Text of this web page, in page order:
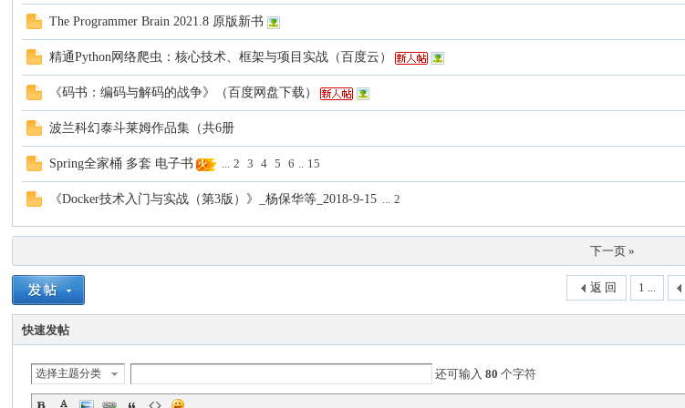
The Programmer Brain 2021.8 原版新书
精通Python网络爬虫：核心技术、框架与项目实战（百度云）
《码书：编码与解码的战争》（百度网盘下载）
波兰科幻泰斗莱姆作品集（共6册
Spring全家桶 多套 电子书 ... 2 3 4 5 6 .. 15
《Docker技术入门与实战（第3版）》_杨保华等_2018-9-15 ... 2
下一页 »
1 ...
返 回
快速发帖
选择主题分类 还可输入80 个字符